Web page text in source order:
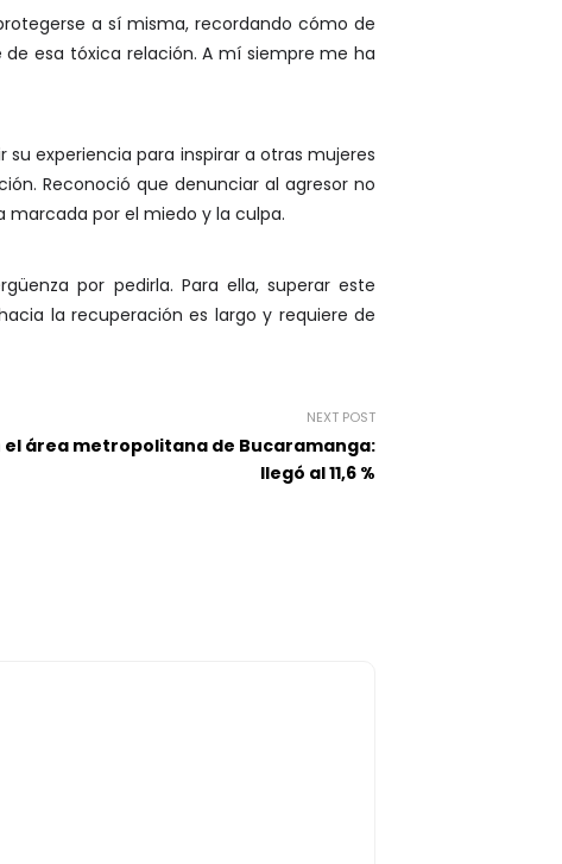
a sí misma, recordando cómo de
esa tóxica relación. A mí siempre me ha
experiencia para inspirar a otras mujeres
Reconoció que denunciar al agresor no
por el miedo y la culpa.
por pedirla. Para ella, superar este
la recuperación es largo y requiere de
NEXT POST
el área metropolitana de Bucaramanga:
llegó al 11,6 %